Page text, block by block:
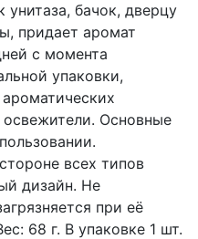
унитаза, бачок, дверцу
придает аромат
с момента
упаковки,
Основные
всех типов
дизайн. Не
при её
68 г. В упаковке 1 шт.